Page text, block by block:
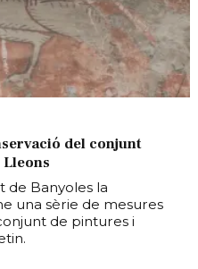
del conjunt
de Banyoles la
una sèrie de mesures
de pintures i